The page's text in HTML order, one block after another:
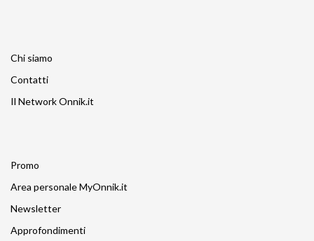
Chi siamo
Contatti
Il Network Onnik.it
Promo
Area personale MyOnnik.it
Newsletter
Approfondimenti